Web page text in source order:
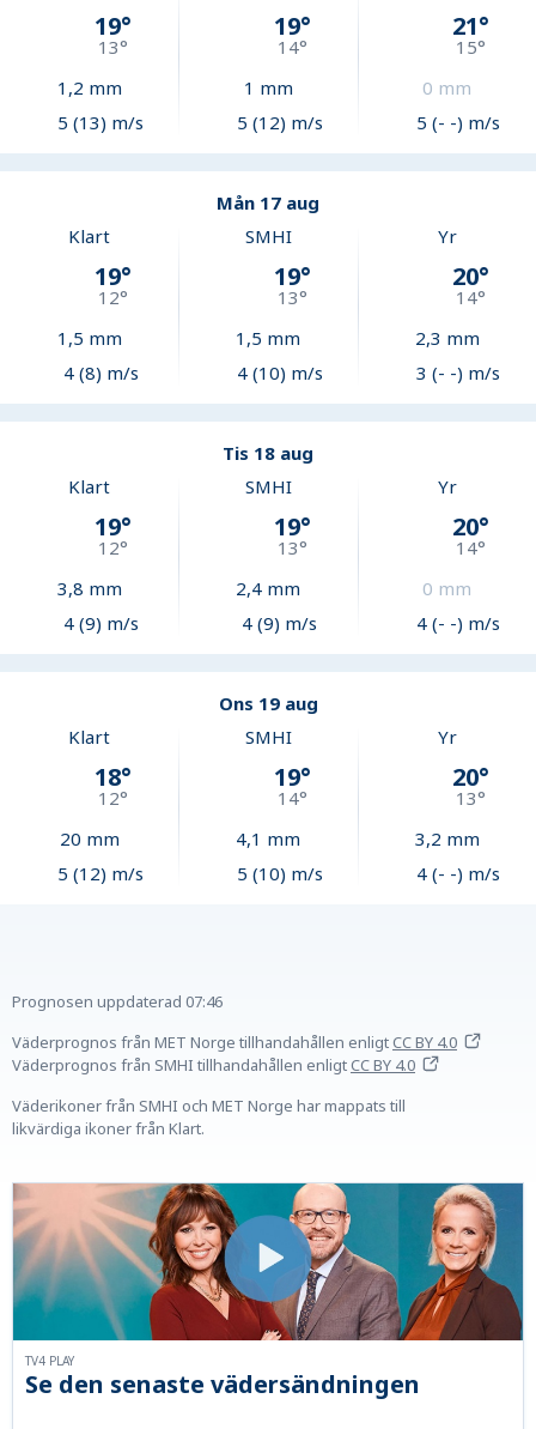
19°
13°
1,2 mm
5 (13) m/s
19°
14°
1 mm
5 (12) m/s
21°
15°
0 mm
5 (- -) m/s
Mån 17 aug
Klart
19°
12°
1,5 mm
4 (8) m/s
SMHI
19°
13°
1,5 mm
4 (10) m/s
Yr
20°
14°
2,3 mm
3 (- -) m/s
Tis 18 aug
Klart
19°
12°
3,8 mm
4 (9) m/s
SMHI
19°
13°
2,4 mm
4 (9) m/s
Yr
20°
14°
0 mm
4 (- -) m/s
Ons 19 aug
Klart
18°
12°
20 mm
5 (12) m/s
SMHI
19°
14°
4,1 mm
5 (10) m/s
Yr
20°
13°
3,2 mm
4 (- -) m/s
Prognosen uppdaterad 07:46
Väderprognos från MET Norge tillhandahållen enligtCC BY 4.0
Väderprognos från SMHI tillhandahållen enligtCC BY 4.0
Väderikoner från SMHI och MET Norge har mappats till
likvärdiga ikoner från Klart.
Se den senaste vädersändningen
TV4 PLAY